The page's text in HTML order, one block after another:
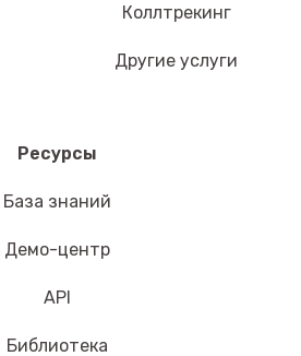
Коллтрекинг
Другие услуги
Ресурсы
База знаний
Демо-центр
API
Библиотека